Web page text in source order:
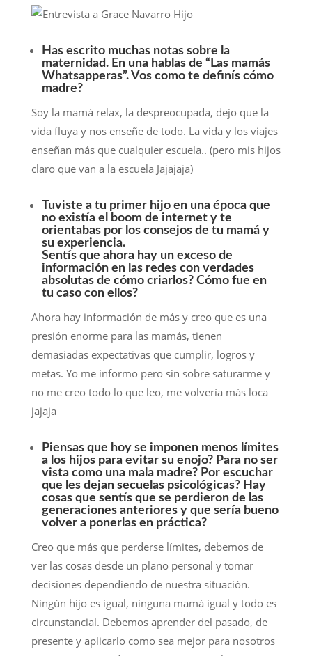
Has escrito muchas notas sobre la
maternidad. En una hablas de “Las mamás
Whatsapperas”. Vos como te definís cómo
madre?
Soy la mamá relax, la despreocupada, dejo que la
vida fluya y nos enseñe de todo. La vida y los viajes
enseñan más que cualquier escuela.. (pero mis hijos
claro que van a la escuela Jajajaja)
Tuviste a tu primer hijo en una época que
no existía el boom de internet y te
orientabas por los consejos de tu mamá y
su experiencia.
Sentís que ahora hay un exceso de
información en las redes con verdades
absolutas de cómo criarlos? Cómo fue en
tu caso con ellos?
Ahora hay información de más y creo que es una
presión enorme para las mamás, tienen
demasiadas expectativas que cumplir, logros y
metas. Yo me informo pero sin sobre saturarme y
no me creo todo lo que leo, me volvería más loca
jajaja
Piensas que hoy se imponen menos límites
a los hijos para evitar su enojo? Para no ser
vista como una mala madre? Por escuchar
que les dejan secuelas psicológicas? Hay
cosas que sentís que se perdieron de las
generaciones anteriores y que sería bueno
volver a ponerlas en práctica?
Creo que más que perderse límites, debemos de
ver las cosas desde un plano personal y tomar
decisiones dependiendo de nuestra situación.
Ningún hijo es igual, ninguna mamá igual y todo es
circunstancial. Debemos aprender del pasado, de
presente y aplicarlo como sea mejor para nosotros